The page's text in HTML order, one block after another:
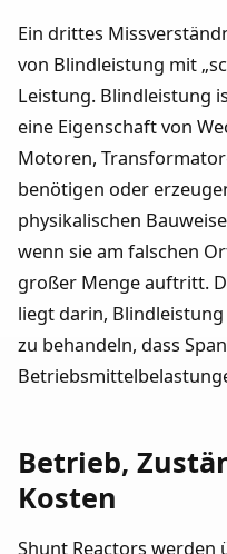
Ein drittes
von Blindleistung mit
Leistung. Blindleistung
eine Eigenschaft von
Motoren,
benötigen oder
physikalischen
wenn sie am falschen
großer Menge auftritt.
liegt darin,
zu behandeln, dass
Betrieb,
Kosten
Shunt Reactors werden